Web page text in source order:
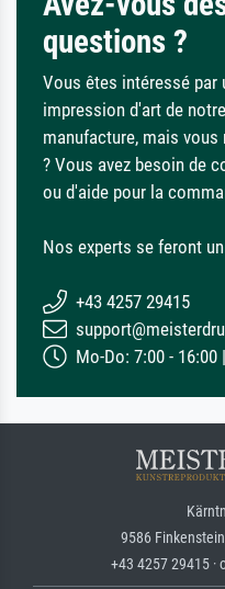
questions ?
Vous êtes intéressé par
impression d'art de notre
manufacture, mais vous
? Vous avez besoin de
ou d'aide pour la
Nos experts se feront
+43 4257 29415
Mo-Do: 7:00 - 16:00
9586
+43 4257 29415 ·